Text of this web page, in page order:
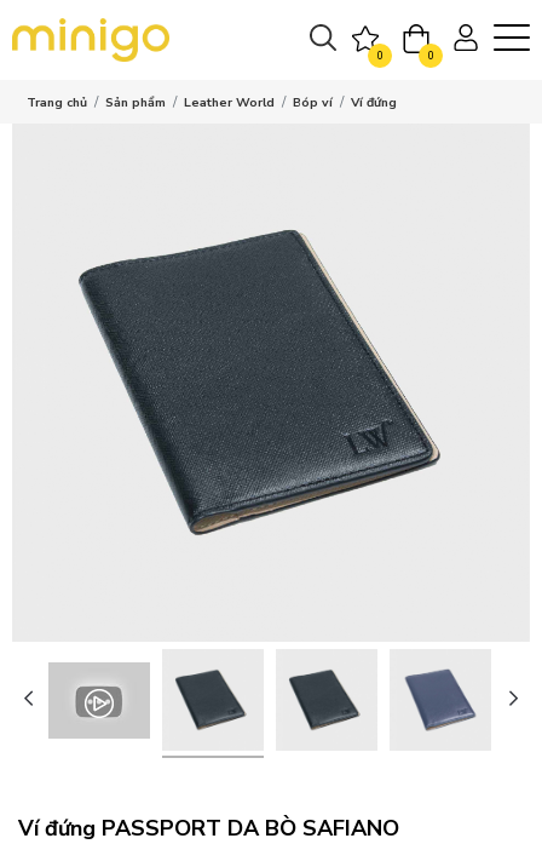
0 0
Trang chủ Sản phẩm Leather World Bóp ví Ví đứng
Ví đứng PASSPORT DA BÒ SAFIANO